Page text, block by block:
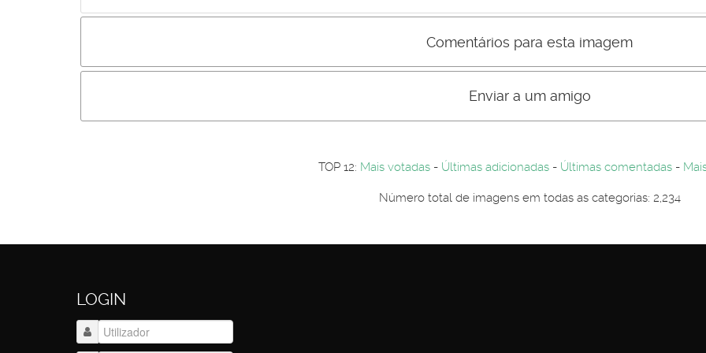
Incluir imagem :
Comentários para esta imagem
Os comentário não são visiveis para visitantes. Por-favor registe-
Os visitantes não estão autorizados a colocar comentários. Por-favor registe-se...Enviar a um amigo
Primeiro autentique-se...
TOP 12: Mais votadas - Últimas adicionadas - Últimas comentadas -
Número total de imagens em todas as categorias: 2,234
LOGIN